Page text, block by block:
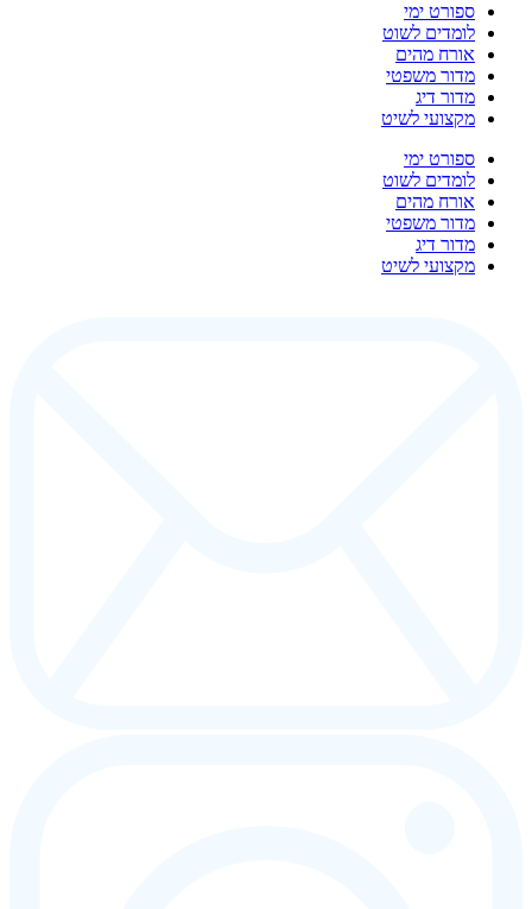
ספורט ימי
לומדים לשוט
אורח מהים
מדור משפטי
מדור דיג
מקצועי לשיט
ספורט ימי
לומדים לשוט
אורח מהים
מדור משפטי
מדור דיג
מקצועי לשיט